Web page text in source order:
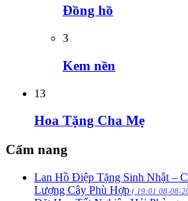
Đồng hồ
3
Kem nền
13
Hoa Tặng Cha Mẹ
Cẩm nang
Lan Hồ Điệp Tặng Sinh Nhật –
Lượng Cây Phù Hợp ( 19:01 08-08-